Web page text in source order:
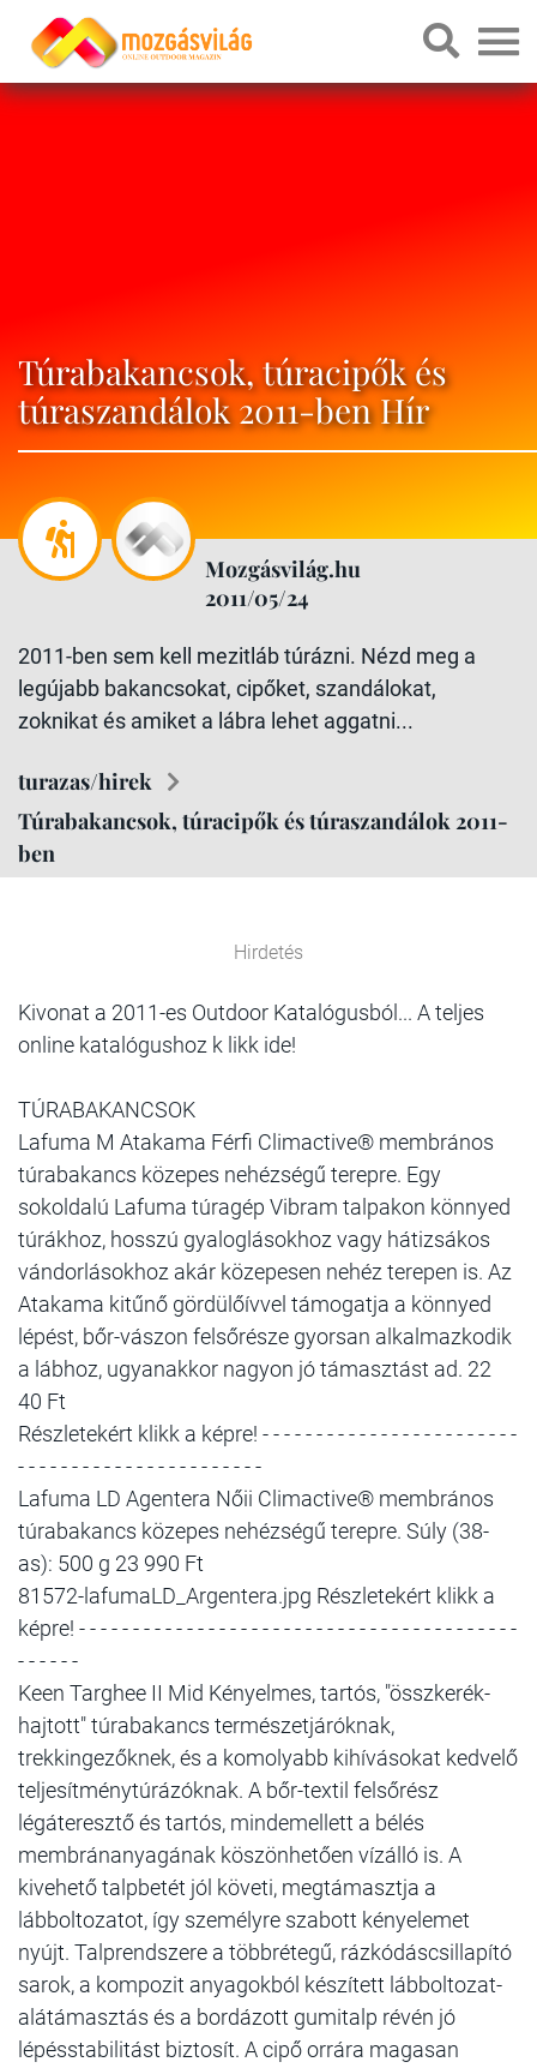
Túrabakancsok, túracipők és
túraszandálok 2011-ben Hír
Mozgásvilág.hu
2011/05/24
2011-ben sem kell mezitláb túrázni. Nézd meg a
legújabb bakancsokat, cipőket, szandálokat,
zoknikat és amiket a lábra lehet aggatni...
turazas/hirek
Túrabakancsok, túracipők és túraszandálok 2011-
ben
Hirdetés
Kivonat a 2011-es Outdoor Katalógusból... A teljes
online katalógushoz k likk ide!
TÚRABAKANCSOK
Lafuma M Atakama Férfi Climactive® membrános
túrabakancs közepes nehézségű terepre. Egy
sokoldalú Lafuma túragép Vibram talpakon könnyed
túrákhoz, hosszú gyaloglásokhoz vagy hátizsákos
vándorlásokhoz akár közepesen nehéz terepen is. Az
Atakama kitűnő gördülőívvel támogatja a könnyed
lépést, bőr-vászon felsőrésze gyorsan alkalmazkodik
a lábhoz, ugyanakkor nagyon jó támasztást ad. 22
40 Ft
Részletekért klikk a képre! - - - - - - - - - - - - - - - - - - - - - - - -
- - - - - - - - - - - - - - - - - - - - - - -
Lafuma LD Agentera Nőii Climactive® membrános
túrabakancs közepes nehézségű terepre. Súly (38-
as): 500 g 23 990 Ft
81572-lafumaLD_Argentera.jpg Részletekért klikk a
képre! - - - - - - - - - - - - - - - - - - - - - - - - - - - - - - - - - - - - - - - - -
- - - - - -
Keen Targhee II Mid Kényelmes, tartós, "összkerék-
hajtott" túrabakancs természetjáróknak,
trekkingezőknek, és a komolyabb kihívásokat kedvelő
teljesítménytúrázóknak. A bőr-textil felsőrész
légáteresztő és tartós, mindemellett a bélés
membránanyagának köszönhetően vízálló is. A
kivehető talpbetét jól követi, megtámasztja a
lábboltozatot, így személyre szabott kényelemet
nyújt. Talprendszere a többrétegű, rázkódáscsillapító
sarok, a kompozit anyagokból készített lábboltozat-
alátámasztás és a bordázott gumitalp révén jó
lépésstabilitást biztosít. A cipő orrára magasan